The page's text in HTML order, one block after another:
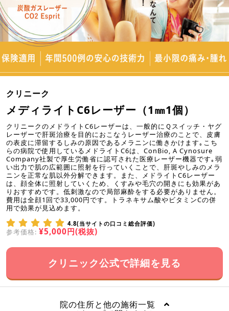
クリニーク
メディライトC6レーザー（1㎜1個）
クリニークのメドライトC6レーザーは、一般的にＱスイッチ・ヤグ
レーザーで肝斑治療を目的におこなうレーザー治療のことで、皮膚
の表皮に滞留するしみの原因であるメラニンに働きかけます｡こち
らの病院で使用しているメドライトC6は、ConBio, A Cynosure
Company社製で厚生労働省に認可された医療レーザー機器です｡弱
い出力で肌の広範囲に照射を行っていくことで、肝斑やしみのメラ
ニンを正常な肌以外分解できます。また、メドライトC6レーザー
は、顔全体に照射していくため、くすみや毛穴の開きにも効果があ
りおすすめです。低刺激なので局部麻酔をする必要がありません。
費用は全顔1回で33,000円です。トラネキサム酸やビタミンCの併
用で効果が見込めます。
4.8(当サイトの口コミ総合評価)
参考価格: ¥5,000円(税抜)
クリニック公式で詳細を見る
院の住所と他の施術一覧